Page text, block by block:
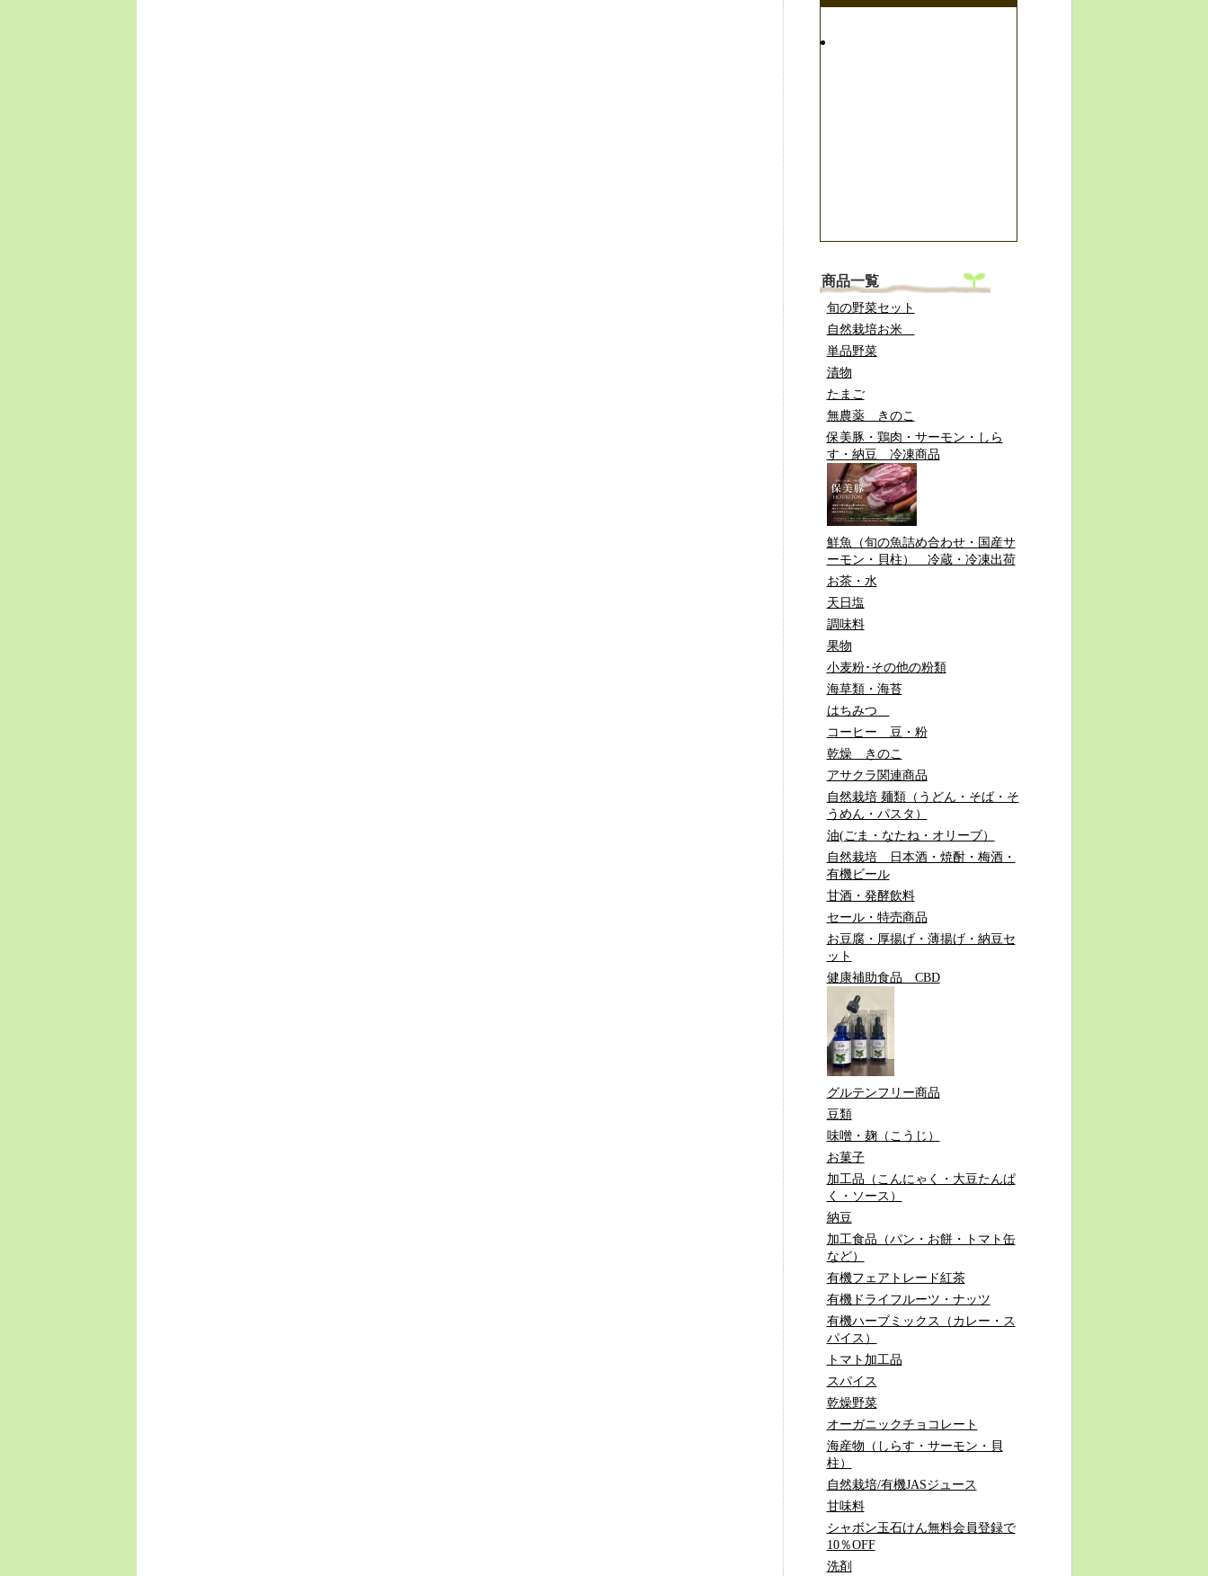
商品一覧
旬の野菜セット
自然栽培お米
単品野菜
漬物
たまご
無農薬 きのこ
保美豚・鶏肉・サーモン・しら
す・納豆 冷凍商品
鮮魚（旬の魚詰め合わせ・国産サ
ーモン・貝柱） 冷蔵・冷凍出荷
お茶・水
天日塩
調味料
果物
小麦粉･その他の粉類
海草類・海苔
はちみつ
コーヒー 豆・粉
乾燥 きのこ
アサクラ関連商品
自然栽培 麺類（うどん・そば・そ
うめん・パスタ）
油(ごま・なたね・オリーブ）
自然栽培 日本酒・焼酎・梅酒・
有機ビール
甘酒・発酵飲料
セール・特売商品
お豆腐・厚揚げ・薄揚げ・納豆セ
ット
健康補助食品 CBD
グルテンフリー商品
豆類
味噌・麹（こうじ）
お菓子
加工品（こんにゃく・大豆たんぱ
く・ソース）
納豆
加工食品（パン・お餅・トマト缶
など）
有機フェアトレード紅茶
有機ドライフルーツ・ナッツ
有機ハーブミックス（カレー・ス
パイス）
トマト加工品
スパイス
乾燥野菜
オーガニックチョコレート
海産物（しらす・サーモン・貝
柱）
自然栽培/有機JASジュース
甘味料
シャボン玉石けん無料会員登録で
10％OFF
洗剤